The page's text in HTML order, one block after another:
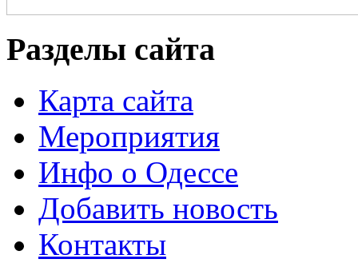
Разделы сайта
Карта сайта
Мероприятия
Инфо о Одессе
Добавить новость
Контакты